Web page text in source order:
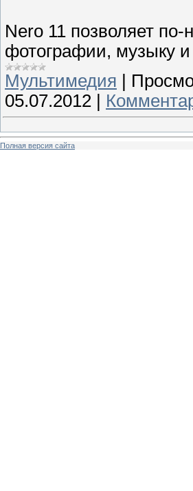
Nero 11 позволяет
фотографии, музыку
Мультимедия |
05.07.2012 |
Полная версия сайта